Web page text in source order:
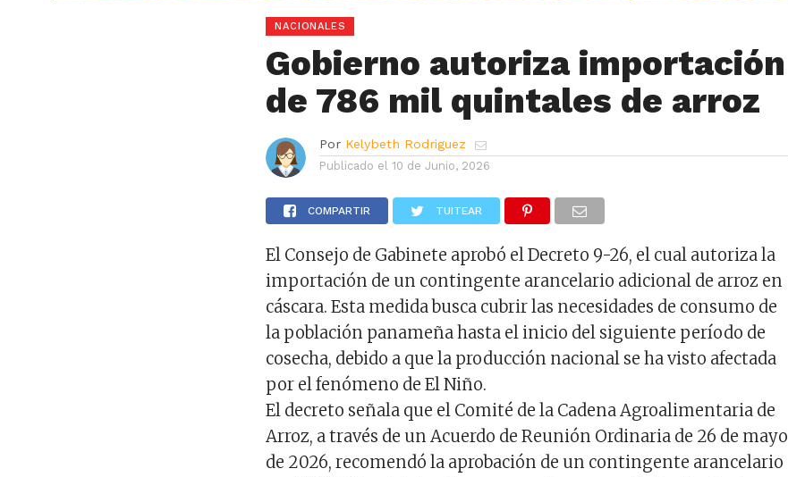
NACIONALES
Gobierno autoriza importación
de 786 mil quintales de arroz
Por Kelybeth Rodriguez
Publicado el 10 de Junio, 2026
COMPARTIR TUITEAR
El Consejo de Gabinete aprobó el Decreto 9-26, el cual autoriza la
importación de un contingente arancelario adicional de arroz en
cáscara. Esta medida busca cubrir las necesidades de consumo de
la población panameña hasta el inicio del siguiente período de
cosecha, debido a que la producción nacional se ha visto afectada
por el fenómeno de El Niño.
El decreto señala que el Comité de la Cadena Agroalimentaria de
Arroz, a través de un Acuerdo de Reunión Ordinaria de 26 de mayo
de 2026, recomendó la aprobación de un contingente arancelario